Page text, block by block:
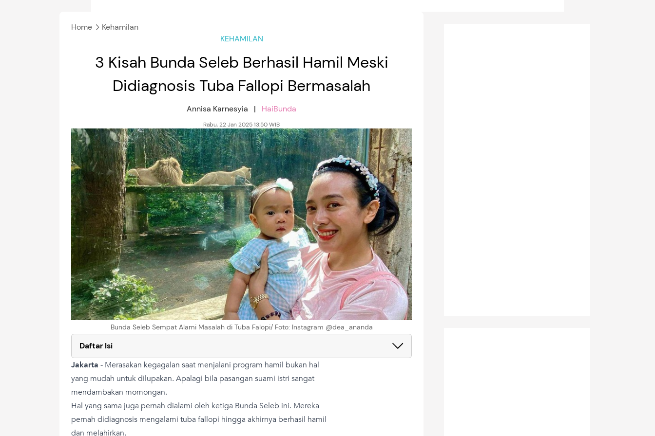
Home
Kehamilan
KEHAMILAN
3 Kisah Bunda Seleb Berhasil Hamil Meski
Didiagnosis Tuba Fallopi Bermasalah
Annisa Karnesyia | HaiBunda
Rabu, 22 Jan 2025 13:50 WIB
Bunda Seleb Sempat Alami Masalah di Tuba Falopi/ Foto: Instagram @dea_ananda
Daftar Isi
Jakarta - Merasakan kegagalan saat menjalani program hamil bukan hal
yang mudah untuk dilupakan. Apalagi bila pasangan suami istri sangat
mendambakan momongan.
Hal yang sama juga pernah dialami oleh ketiga Bunda Seleb ini. Mereka
pernah didiagnosis mengalami tuba fallopi hingga akhirnya berhasil hamil
dan melahirkan.